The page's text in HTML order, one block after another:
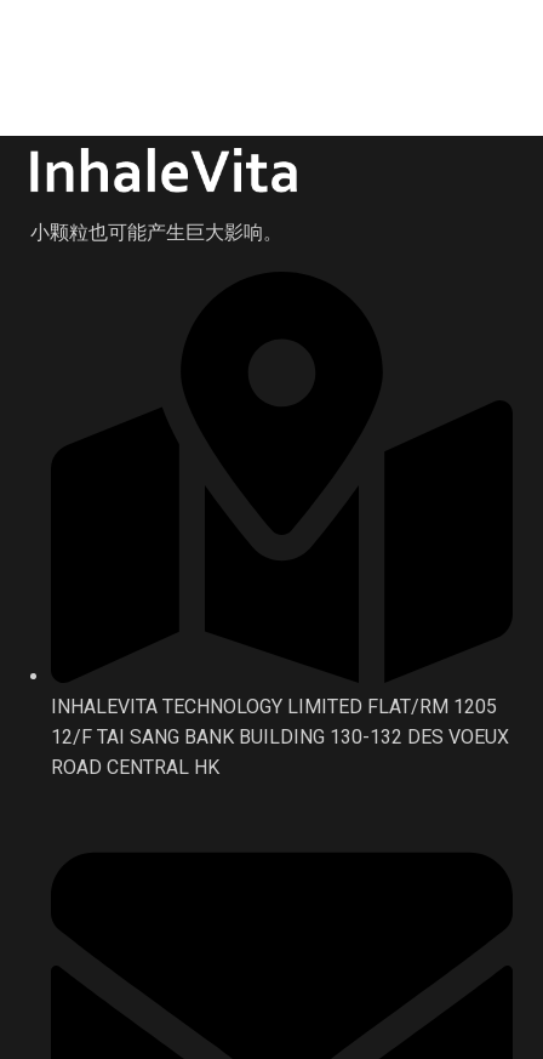
小颗粒也可能产生巨大影响。
INHALEVITA TECHNOLOGY LIMITED FLAT/RM 1205
12/F TAI SANG BANK BUILDING 130-132 DES VOEUX
ROAD CENTRAL HK